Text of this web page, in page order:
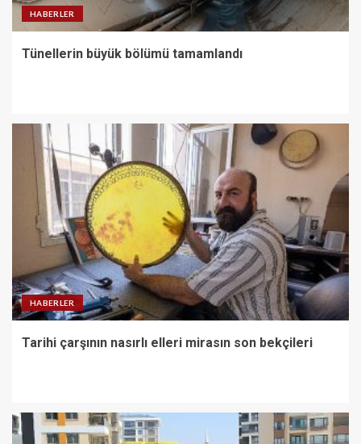
HABERLER
Tünellerin büyük bölümü tamamlandı
HABERLER
Tarihi çarşının nasırlı elleri mirasın son bekçileri